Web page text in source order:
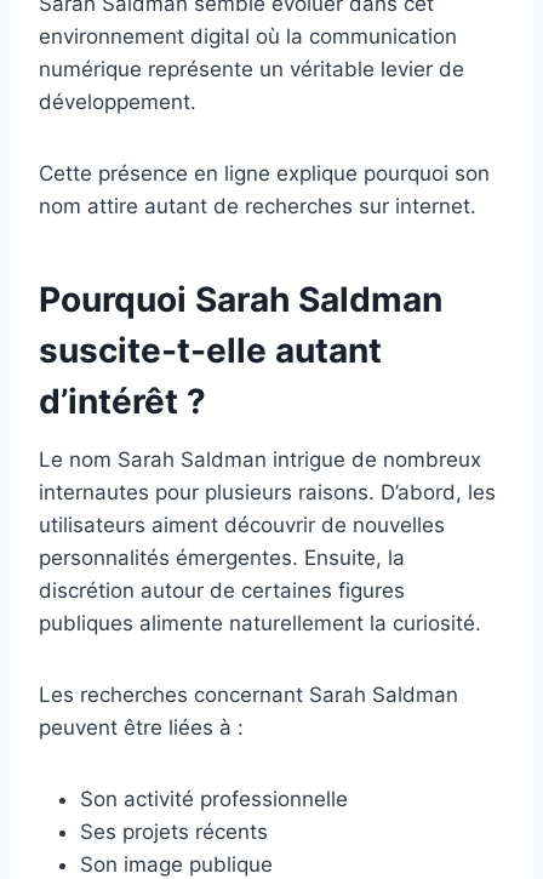
environnement digital où la communication
numérique représente un véritable levier de
développement.
Cette présence en ligne explique pourquoi son
nom attire autant de recherches sur internet.
Pourquoi Sarah Saldman
suscite-t-elle autant
d’intérêt ?
Le nom Sarah Saldman intrigue de nombreux
internautes pour plusieurs raisons. D’abord, les
utilisateurs aiment découvrir de nouvelles
personnalités émergentes. Ensuite, la
discrétion autour de certaines figures
publiques alimente naturellement la curiosité.
Les recherches concernant Sarah Saldman
peuvent être liées à :
Son activité professionnelle
Ses projets récents
Son image publique